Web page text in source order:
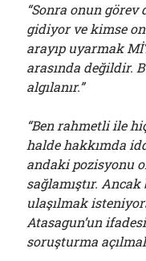
“Sonra onun
gidiyor ve kimse
arayıp uyarmak
arasında değildir.
algılanır.”
“Ben rahmetli ile
halde hakkımda
andaki pozisyonu
sağlamıştır.
ulaşılmak
Atasagun’un
soruşturma